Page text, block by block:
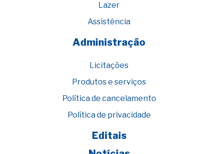
Lazer
Assistência
Administração
Licitações
Produtos e serviços
Política de cancelamento
Política de privacidade
Editais